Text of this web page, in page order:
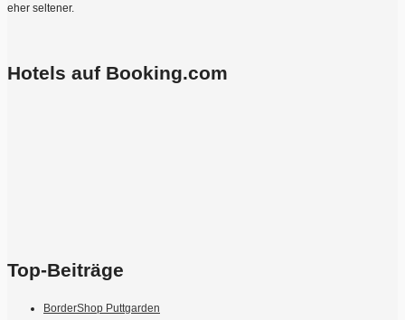
eher seltener.
Hotels auf Booking.com
Top-Beiträge
BorderShop Puttgarden